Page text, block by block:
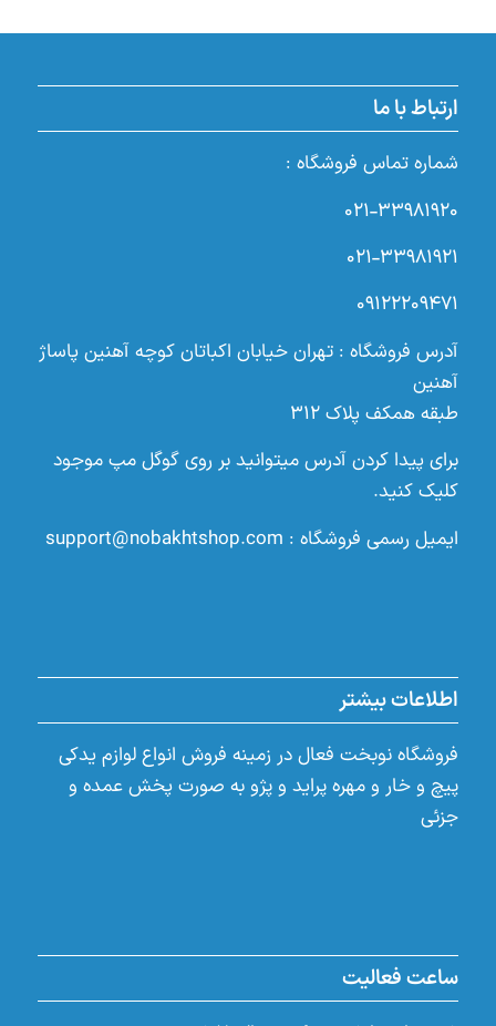
ارتباط با ما
شماره تماس فروشگاه :
۰۲۱-۳۳۹۸۱۹۲۰
۰۲۱-۳۳۹۸۱۹۲۱
۰۹۱۲۲۲۰۹۴۷۱
آدرس فروشگاه : تهران خیابان اکباتان کوچه آهنین پاساژ
آهنین
طبقه همکف پلاک ۳۱۲
برای پیدا کردن آدرس میتوانید بر روی گوگل مپ موجود
کلیک کنید.
ایمیل رسمی فروشگاه : support@nobakhtshop.com
اطلاعات بیشتر
فروشگاه نوبخت فعال در زمینه فروش انواع لوازم یدکی
پیچ و خار و مهره پراید و پژو به صورت پخش عمده و
جزئی
ساعت فعالیت